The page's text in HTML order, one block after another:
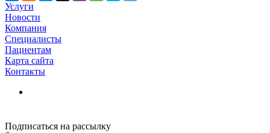
Услуги
Новости
Компания
Специалисты
Пациентам
Карта сайта
Контакты
Подписаться на рассылку